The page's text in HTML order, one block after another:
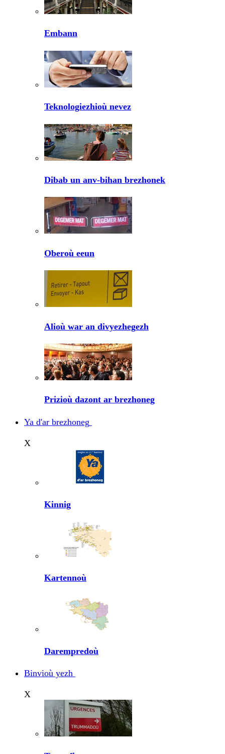
Embann
Teknologiezhioù nevez
Dibab un anv-bihan brezhonek
Oberoù eeun
Alioù war an divyezhegezh
Prizioù dazont ar brezhoneg
Ya d'ar brezhoneg
X
Kinnig
Kartennoù
Darempredoù
Binvioù yezh
X